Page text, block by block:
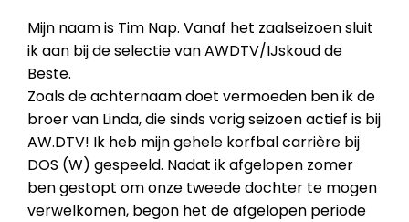
Mijn naam is Tim Nap. Vanaf het zaalseizoen sluit
ik aan bij de selectie van AWDTV/IJskoud de
Beste.
Zoals de achternaam doet vermoeden ben ik de
broer van Linda, die sinds vorig seizoen actief is bij
AW.DTV! Ik heb mijn gehele korfbal carrière bij
DOS (W) gespeeld. Nadat ik afgelopen zomer
ben gestopt om onze tweede dochter te mogen
verwelkomen, begon het de afgelopen periode